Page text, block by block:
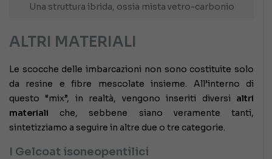
Una struttura ibrida, ossia mista vetro-carbonio
ALTRI MATERIALI
Le scocche delle imbarcazioni non sono costituite solo
da resine e fibre mescolate insieme. All’interno di
questo “mix”, in realtà, vengono inseriti diversi altri
materiali che, sebbene siano veramente tanti,
sintetizziamo a seguire in altre due o tre categorie.
I Gelcoat isoneopentilici